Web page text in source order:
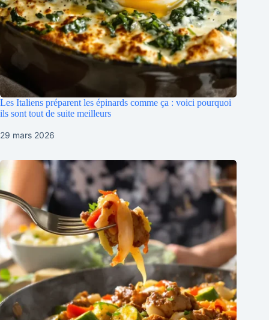
Les Italiens préparent les épinards comme ça : voici pourquoi
ils sont tout de suite meilleurs
29 mars 2026